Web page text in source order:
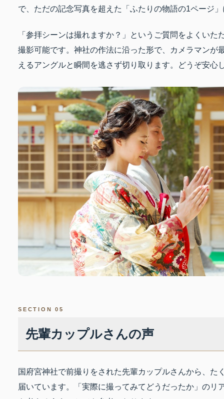
で、ただの記念写真を超えた「ふたりの物語の1ページ
「参拝シーンは撮れますか？」というご質問をよくいた
撮影可能です。神社の作法に沿った形で、カメラマンが
えるアングルと瞬間を逃さず切り取ります。どうぞ安心
SECTION 05
先輩カップルさんの声
国府宮神社で前撮りをされた先輩カップルさんから、た
届いています。「実際に撮ってみてどうだったか」のリ